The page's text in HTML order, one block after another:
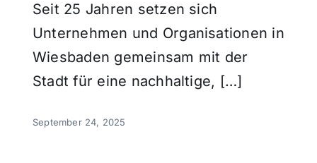
Seit 25 Jahren setzen sich
Unternehmen und Organisationen in
Wiesbaden gemeinsam mit der
Stadt für eine nachhaltige, […]
September 24, 2025